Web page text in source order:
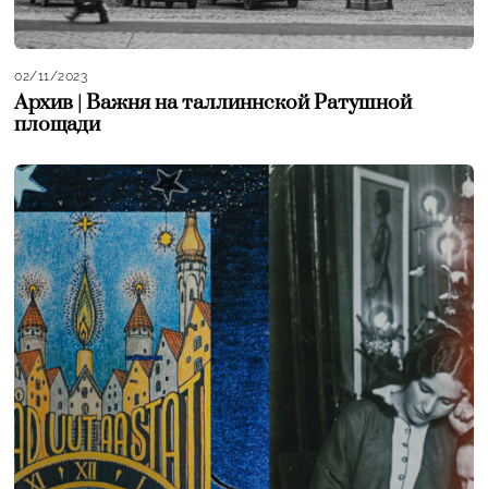
02/11/2023
Архив | Важня на таллиннской Ратушной
площади